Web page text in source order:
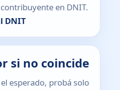
en DNIT.
DNIT
si no coincide
esperado, probá solo